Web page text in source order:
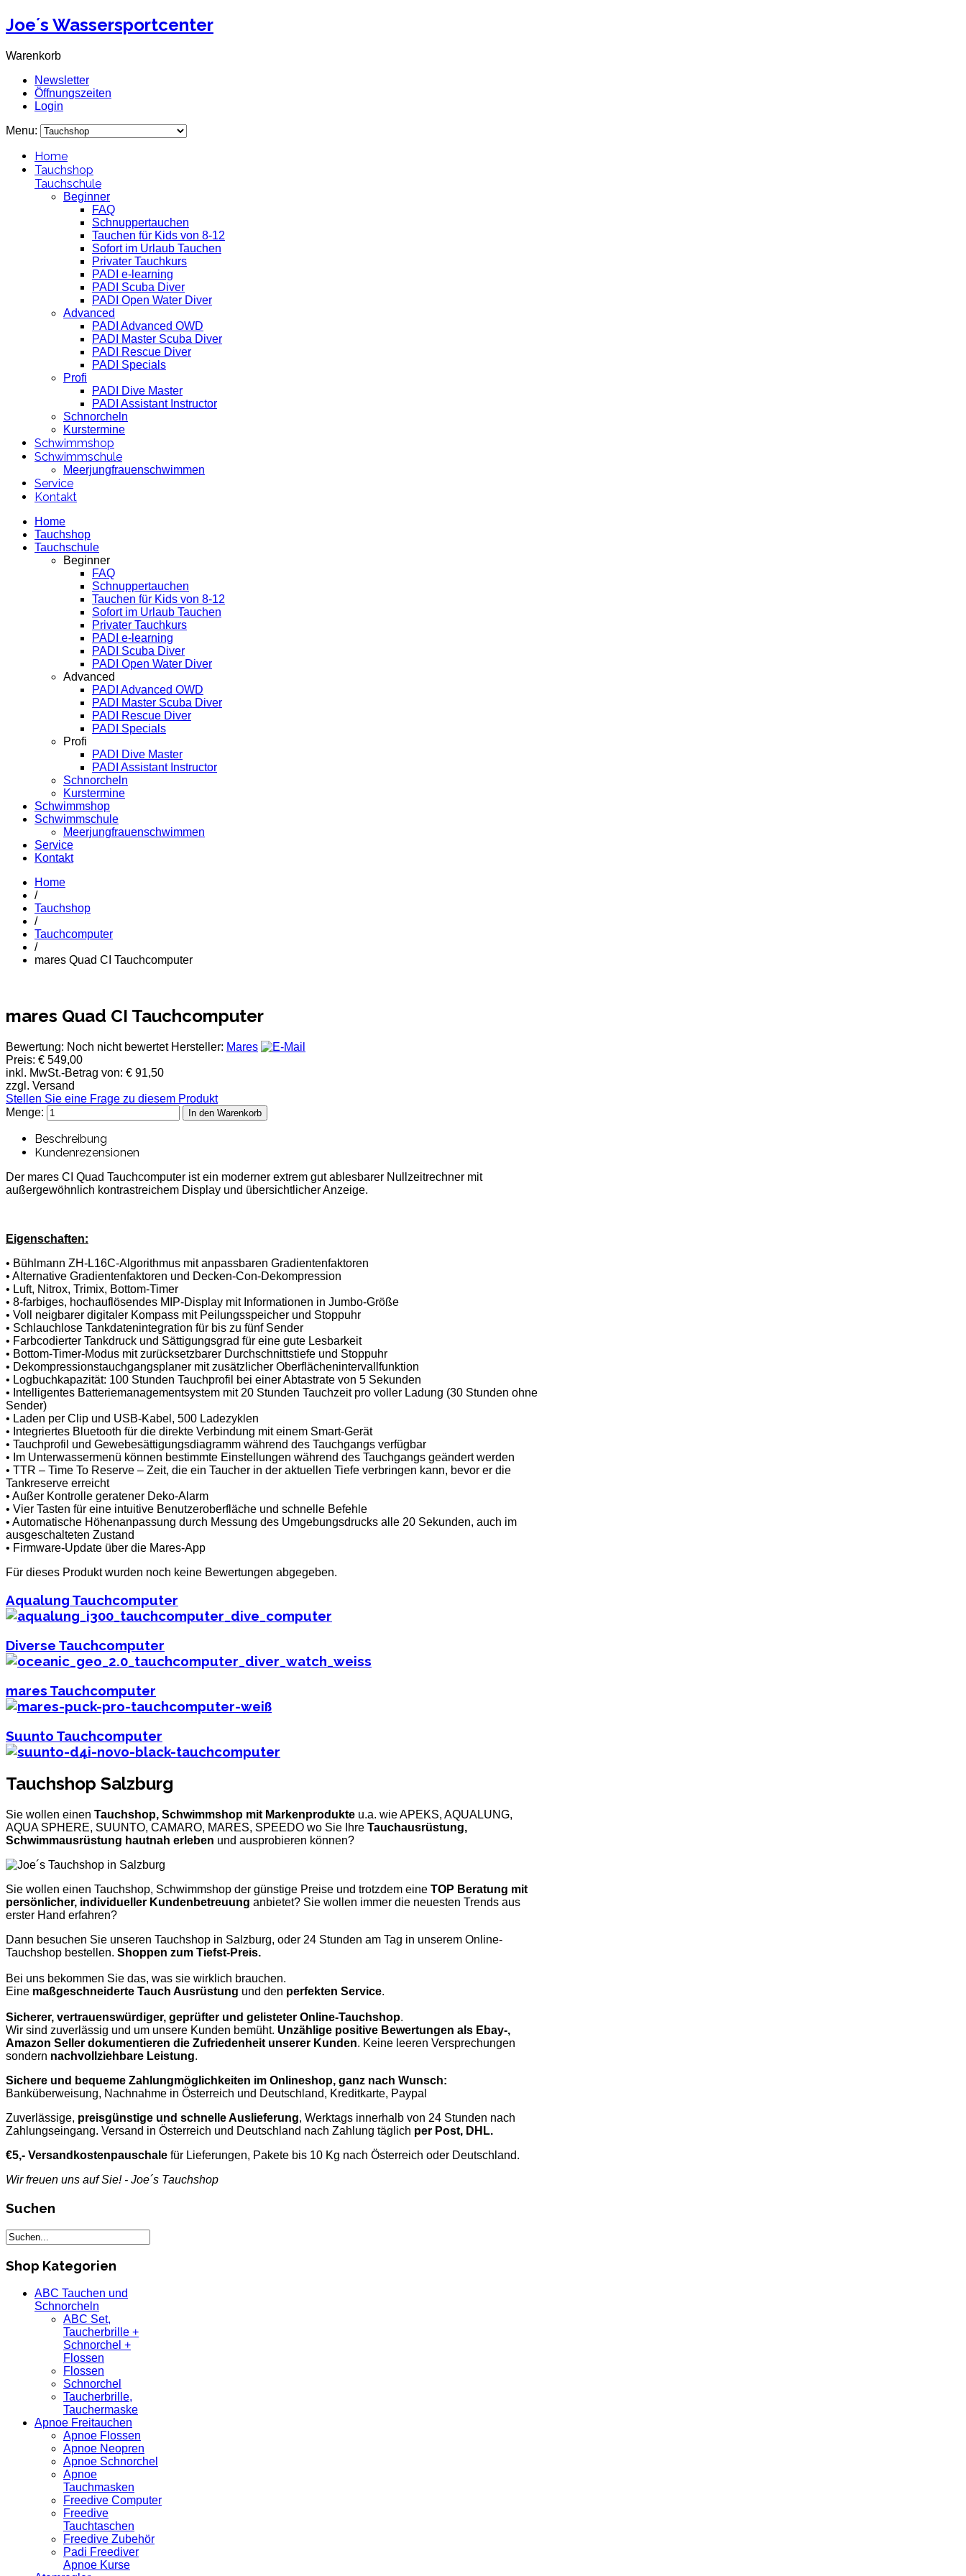
Joe´s Wassersportcenter
Warenkorb
Newsletter
Öffnungszeiten
Login
Menu:
Home
Tauchshop
Tauchschule
Beginner
FAQ
Schnuppertauchen
Tauchen für Kids von 8-12
Sofort im Urlaub Tauchen
Privater Tauchkurs
PADI e-learning
PADI Scuba Diver
PADI Open Water Diver
Advanced
PADI Advanced OWD
PADI Master Scuba Diver
PADI Rescue Diver
PADI Specials
Profi
PADI Dive Master
PADI Assistant Instructor
Schnorcheln
Kurstermine
Schwimmshop
Schwimmschule
Meerjungfrauenschwimmen
Service
Kontakt
Home
Tauchshop
Tauchschule
Beginner
FAQ
Schnuppertauchen
Tauchen für Kids von 8-12
Sofort im Urlaub Tauchen
Privater Tauchkurs
PADI e-learning
PADI Scuba Diver
PADI Open Water Diver
Advanced
PADI Advanced OWD
PADI Master Scuba Diver
PADI Rescue Diver
PADI Specials
Profi
PADI Dive Master
PADI Assistant Instructor
Schnorcheln
Kurstermine
Schwimmshop
Schwimmschule
Meerjungfrauenschwimmen
Service
Kontakt
Home
/
Tauchshop
/
Tauchcomputer
/
mares Quad CI Tauchcomputer
mares Quad CI Tauchcomputer
Bewertung: Noch nicht bewertet Hersteller: Mares
Preis: € 549,00
inkl. MwSt.-Betrag von: € 91,50
zzgl. Versand
Stellen Sie eine Frage zu diesem Produkt
Menge:
Beschreibung
Kundenrezensionen
Der mares CI Quad Tauchcomputer ist ein moderner extrem gut ablesbarer Nullzeitrechner mit
außergewöhnlich kontrastreichem Display und übersichtlicher Anzeige.
Eigenschaften:
• Bühlmann ZH-L16C-Algorithmus mit anpassbaren Gradientenfaktoren
• Alternative Gradientenfaktoren und Decken-Con-Dekompression
• Luft, Nitrox, Trimix, Bottom-Timer
• 8-farbiges, hochauflösendes MIP-Display mit Informationen in Jumbo-Größe
• Voll neigbarer digitaler Kompass mit Peilungsspeicher und Stoppuhr
• Schlauchlose Tankdatenintegration für bis zu fünf Sender
• Farbcodierter Tankdruck und Sättigungsgrad für eine gute Lesbarkeit
• Bottom-Timer-Modus mit zurücksetzbarer Durchschnittstiefe und Stoppuhr
• Dekompressionstauchgangsplaner mit zusätzlicher Oberflächenintervallfunktion
• Logbuchkapazität: 100 Stunden Tauchprofil bei einer Abtastrate von 5 Sekunden
• Intelligentes Batteriemanagementsystem mit 20 Stunden Tauchzeit pro voller Ladung (30 Stunden ohne
Sender)
• Laden per Clip und USB-Kabel, 500 Ladezyklen
• Integriertes Bluetooth für die direkte Verbindung mit einem Smart-Gerät
• Tauchprofil und Gewebesättigungsdiagramm während des Tauchgangs verfügbar
• Im Unterwassermenü können bestimmte Einstellungen während des Tauchgangs geändert werden
• TTR – Time To Reserve – Zeit, die ein Taucher in der aktuellen Tiefe verbringen kann, bevor er die
Tankreserve erreicht
• Außer Kontrolle geratener Deko-Alarm
• Vier Tasten für eine intuitive Benutzeroberfläche und schnelle Befehle
• Automatische Höhenanpassung durch Messung des Umgebungsdrucks alle 20 Sekunden, auch im
ausgeschalteten Zustand
• Firmware-Update über die Mares-App
Für dieses Produkt wurden noch keine Bewertungen abgegeben.
Aqualung Tauchcomputer
Diverse Tauchcomputer
mares Tauchcomputer
Suunto Tauchcomputer
Tauchshop Salzburg
Sie wollen einen Tauchshop, Schwimmshop mit Markenprodukte u.a. wie APEKS, AQUALUNG,
AQUA SPHERE, SUUNTO, CAMARO, MARES, SPEEDO wo Sie Ihre Tauchausrüstung,
Schwimmausrüstung hautnah erleben und ausprobieren können?
Sie wollen einen Tauchshop, Schwimmshop der günstige Preise und trotzdem eine TOP Beratung mit
persönlicher, individueller Kundenbetreuung anbietet? Sie wollen immer die neuesten Trends aus
erster Hand erfahren?
Dann besuchen Sie unseren Tauchshop in Salzburg, oder 24 Stunden am Tag in unserem Online-
Tauchshop bestellen. Shoppen zum Tiefst-Preis.
Bei uns bekommen Sie das, was sie wirklich brauchen.
Eine maßgeschneiderte Tauch Ausrüstung und den perfekten Service.
Sicherer, vertrauenswürdiger, geprüfter und gelisteter Online-Tauchshop.
Wir sind zuverlässig und um unsere Kunden bemüht. Unzählige positive Bewertungen als Ebay-,
Amazon Seller dokumentieren die Zufriedenheit unserer Kunden. Keine leeren Versprechungen
sondern nachvollziehbare Leistung.
Sichere und bequeme Zahlungmöglichkeiten im Onlineshop, ganz nach Wunsch:
Banküberweisung, Nachnahme in Österreich und Deutschland, Kreditkarte, Paypal
Zuverlässige, preisgünstige und schnelle Auslieferung, Werktags innerhalb von 24 Stunden nach
Zahlungseingang. Versand in Österreich und Deutschland nach Zahlung täglich per Post, DHL.
€5,- Versandkostenpauschale für Lieferungen, Pakete bis 10 Kg nach Österreich oder Deutschland.
Wir freuen uns auf Sie! - Joe´s Tauchshop
Suchen
Shop Kategorien
ABC Tauchen und
Schnorcheln
ABC Set,
Taucherbrille +
Schnorchel +
Flossen
Flossen
Schnorchel
Taucherbrille,
Tauchermaske
Apnoe Freitauchen
Apnoe Flossen
Apnoe Neopren
Apnoe Schnorchel
Apnoe
Tauchmasken
Freedive Computer
Freedive
Tauchtaschen
Freedive Zubehör
Padi Freediver
Apnoe Kurse